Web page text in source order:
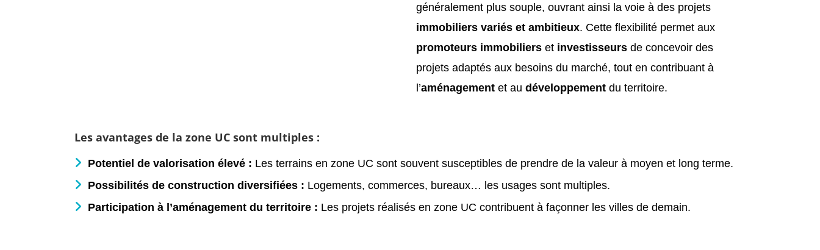
généralement plus souple, ouvrant ainsi la voie à des projets
immobiliers variés et ambitieux. Cette flexibilité permet aux
promoteurs immobiliers et investisseurs de concevoir des
projets adaptés aux besoins du marché, tout en contribuant à
l’aménagement et au développement du territoire.
Les avantages de la zone UC sont multiples :
Potentiel de valorisation élevé : Les terrains en zone UC sont souvent susceptibles de prendre de la valeur à moyen et long terme.
Possibilités de construction diversifiées : Logements, commerces, bureaux… les usages sont multiples.
Participation à l’aménagement du territoire : Les projets réalisés en zone UC contribuent à façonner les villes de demain.